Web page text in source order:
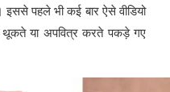
इससे पहले भी कई बार ऐसे वीडियो
या अपवित्र करते पकड़े गए